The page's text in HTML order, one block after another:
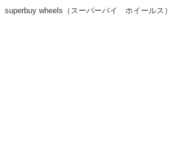
superbuy wheels（スーパーバイ ホイールス）